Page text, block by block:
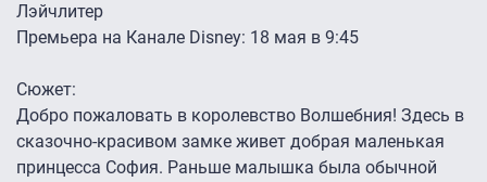
Лэйчлитер
Премьера на Канале Disney: 18 мая в 9:45
Сюжет:
Добро пожаловать в королевство Волшебния! Здесь в
сказочно-красивом замке живет добрая маленькая
принцесса София. Раньше малышка была обычной